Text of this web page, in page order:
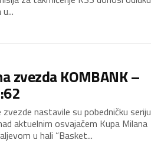
zvezda KOMBANK –
zvezde nastavile su pobedničku seriju
aktuelnim osvajačem Kupa Milana
u hali “Basket...